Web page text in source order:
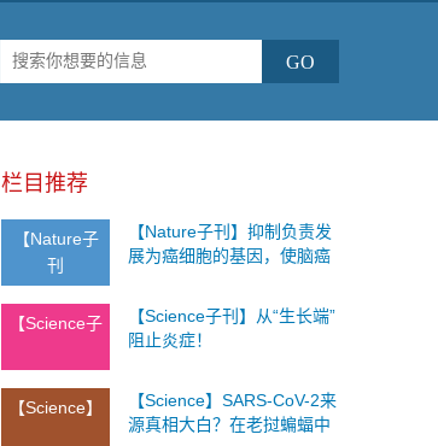
栏目推荐
【Nature子
刊
【Nature子刊】抑制负责发
展为癌细胞的基因，使脑癌
【Science子
【Science子刊】从“生长端”
阻止炎症！
【Science】
【Science】SARS-CoV-2来
源真相大白？在老挝蝙蝠中